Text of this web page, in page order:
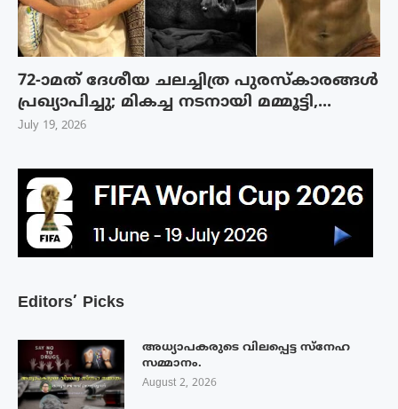
Editors’ Picks
അധ്യാപകരുടെ വിലപ്പെട്ട സ്നേഹ
സമ്മാനം.
August 2, 2026
72-ാമത് ദേശീയ ചലച്ചിത്ര പുരസ്‌കാരങ്ങള്‍
പ്രഖ്യാപിച്ചു; മികച്ച നടനായി മമ്മൂട്ടി,...
July 19, 2026